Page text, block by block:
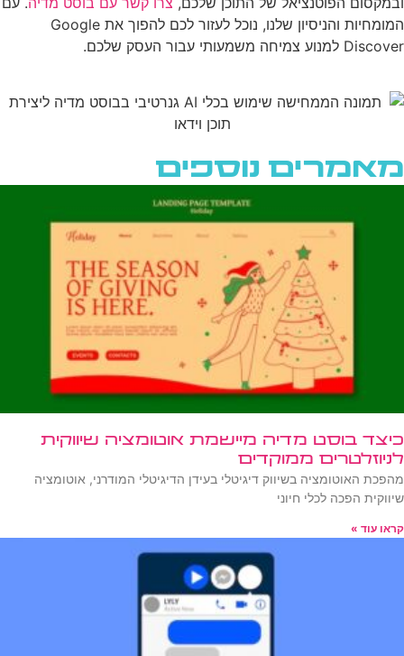
המומחיות והניסיון שלנו, נוכל לעזור לכם להפוך את Google
Discover למנוע צמיחה משמעותי עבור העסק שלכם.
מאמרים נוספים
כיצד בוסט מדיה מיישמת אוטומציה שיווקית
לניוזלטרים ממוקדים
מהפכת האוטומציה בשיווק דיגיטלי בעידן הדיגיטלי המודרני, אוטומציה
שיווקית הפכה לכלי חיוני
קראו עוד »